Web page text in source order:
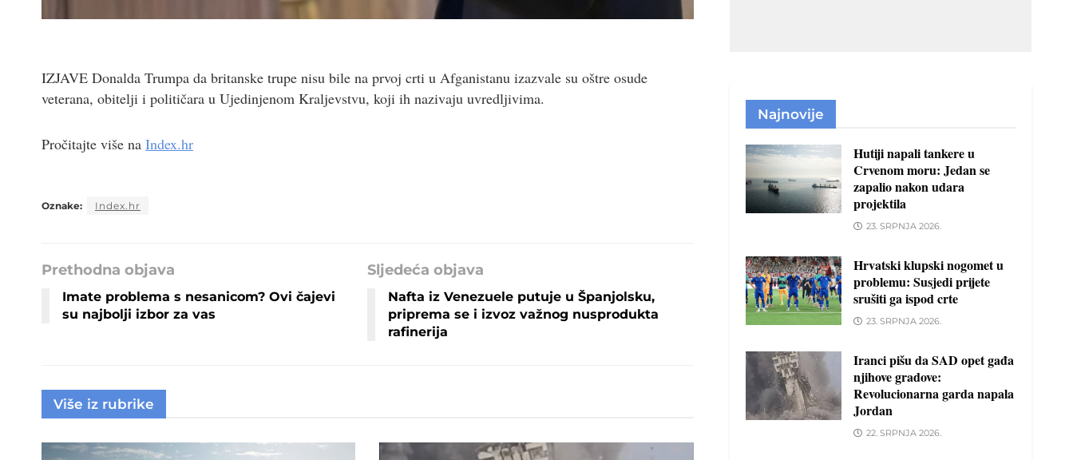
IZJAVE Donalda Trumpa da britanske trupe nisu bile na prvoj crti u Afganistanu izazvale su oštre osude
veterana, obitelji i političara u Ujedinjenom Kraljevstvu, koji ih nazivaju uvredljivima.
Pročitajte više na Index.hr
Oznake: Index.hr
Prethodna objava
Imate problema s nesanicom? Ovi čajevi
su najbolji izbor za vas
Sljedeća objava
Nafta iz Venezuele putuje u Španjolsku,
priprema se i izvoz važnog nusprodukta
rafinerija
Više iz rubrike
Najnovije
Hutiji napali tankere u
Crvenom moru: Jedan se
zapalio nakon udara
projektila
23. SRPNJA 2026.
Hrvatski klupski nogomet u
problemu: Susjedi prijete
srušiti ga ispod crte
23. SRPNJA 2026.
Iranci pišu da SAD opet gađa
njihove gradove:
Revolucionarna garda napala
Jordan
22. SRPNJA 2026.